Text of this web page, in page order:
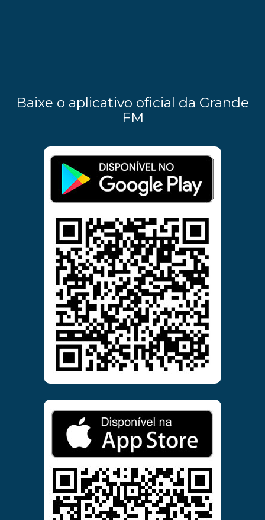
Baixe o aplicativo oficial da Grande
FM